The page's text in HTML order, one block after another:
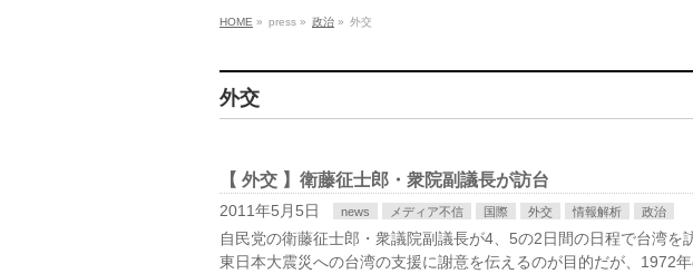
HOME » press » 政治 » 外交
外交
【 外交 】衛藤征士郎・衆院副議長が訪台
2011年5月5日 news メディア不信 国際 外交 情報解析 政治
自民党の衛藤征士郎・衆議院副議長が4、5の2日間の日程で台湾を
東日本大震災への台湾の支援に謝意を伝えるのが目的だが、1972